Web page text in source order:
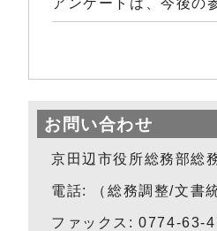
お問い合わせ
京田辺市役所総務部総
電話: （総務調整/文書
ファックス: 0774-63-